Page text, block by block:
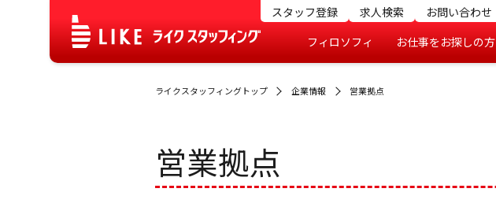
スタッフ登録 求人検索 お問い合わせ
フィロソフィ お仕事をお探しの方
ライクスタッフィングトップ 企業情報 営業拠点
営業拠点